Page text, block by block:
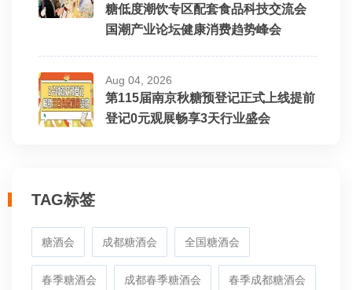
糖低度潮饮专区配套食品科技交流会
国潮产业论坛健康消费趋势峰会
Aug 04, 2026
第115届南京秋糖预登记正式上线提前
登记0元观展畅享3天行业盛会
TAG标签
糖酒会 成都糖酒会 全国糖酒会
春季糖酒会 成都春季糖酒会 春季成都糖酒会